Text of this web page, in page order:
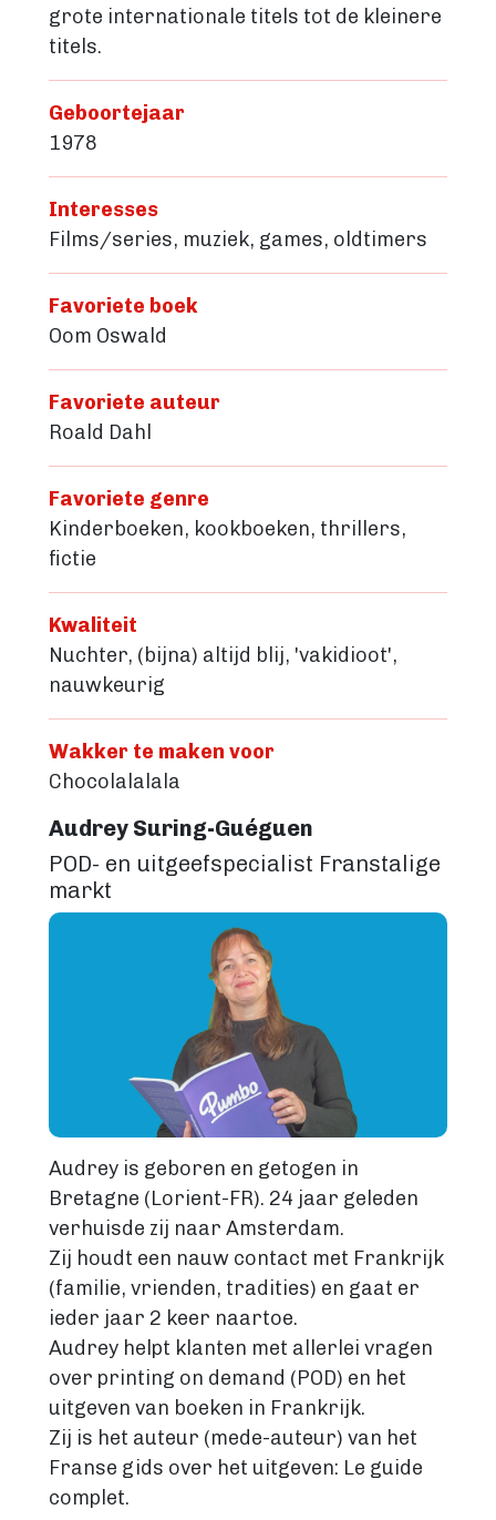
grote internationale titels tot de kleinere
titels.
Geboortejaar
1978
Interesses
Films/series, muziek, games, oldtimers
Favoriete boek
Oom Oswald
Favoriete auteur
Roald Dahl
Favoriete genre
Kinderboeken, kookboeken, thrillers,
fictie
Kwaliteit
Nuchter, (bijna) altijd blij, 'vakidioot',
nauwkeurig
Wakker te maken voor
Chocolalalala
Audrey Suring-Guéguen
POD- en uitgeefspecialist Franstalige
markt
Image
Audrey is geboren en getogen in
Bretagne (Lorient-FR). 24 jaar geleden
verhuisde zij naar Amsterdam.
Zij houdt een nauw contact met Frankrijk
(familie, vrienden, tradities) en gaat er
ieder jaar 2 keer naartoe.
Audrey helpt klanten met allerlei vragen
over printing on demand (POD) en het
uitgeven van boeken in Frankrijk.
Zij is het auteur (mede-auteur) van het
Franse gids over het uitgeven: Le guide
complet.